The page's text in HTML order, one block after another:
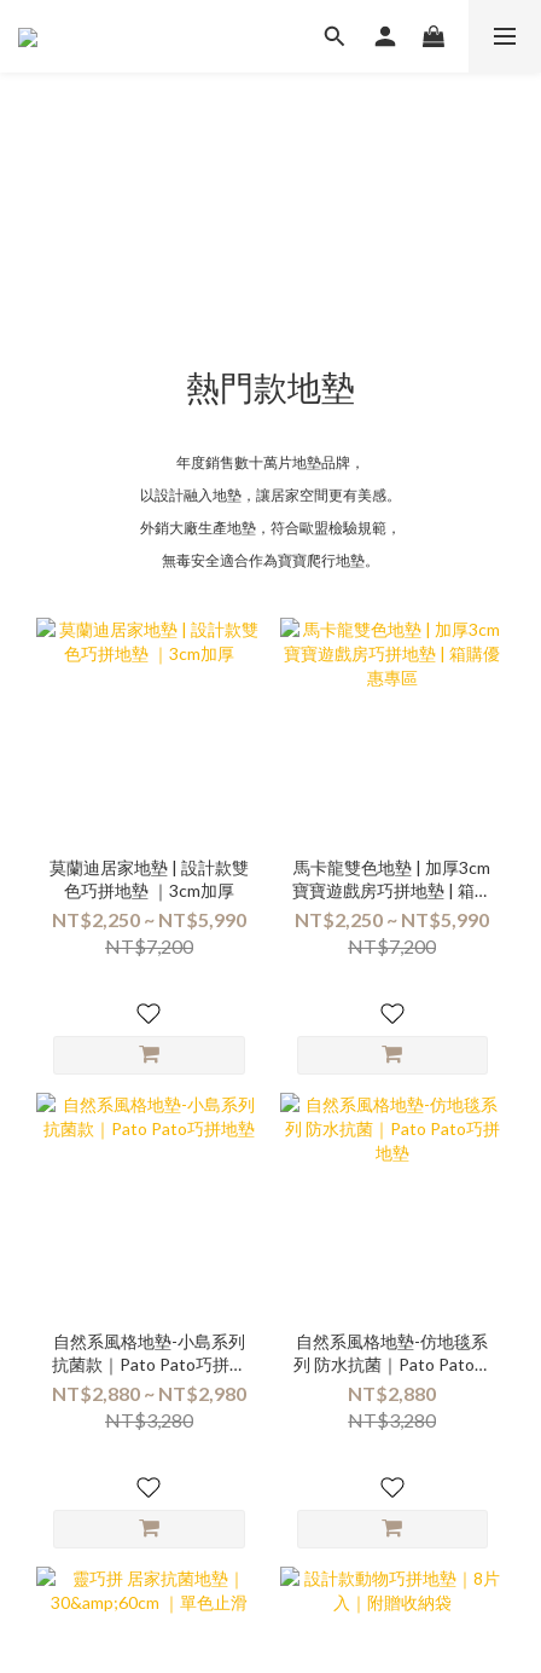
熱門款地墊
年度銷售數十萬片地墊品牌，
以設計融入地墊， 讓居家空間更有美感。
外銷大廠生產地墊，符合歐盟檢驗規範，
無毒安全適合作為寶寶爬行地墊。
莫蘭迪居家地墊 | 設計款雙
色巧拼地墊 ｜3cm加厚
NT$2,250 ~ NT$5,990
NT$7,200
馬卡龍雙色地墊 | 加厚3cm
寶寶遊戲房巧拼地墊 | 箱購
優惠專區
NT$2,250 ~ NT$5,990
NT$7,200
自然系風格地墊-小島系列
抗菌款｜Pato Pato巧拼地
NT$2,880 ~ NT$2,980
NT$3,280
自然系風格地墊-仿地毯系
列 防水抗菌｜Pato Pato巧
拼地墊
NT$2,880
NT$3,280